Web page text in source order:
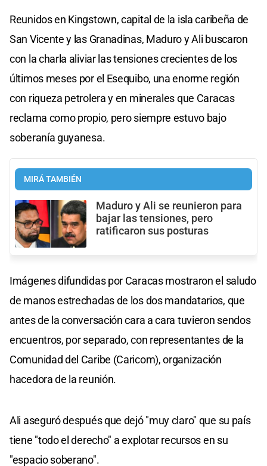
Reunidos en Kingstown, capital de la isla caribeña de
San Vicente y las Granadinas, Maduro y Ali buscaron
con la charla aliviar las tensiones crecientes de los
últimos meses por el Esequibo, una enorme región
con riqueza petrolera y en minerales que Caracas
reclama como propio, pero siempre estuvo bajo
soberanía guyanesa.
MIRÁ TAMBIÉN
Maduro y Ali se reunieron para
bajar las tensiones, pero
ratificaron sus posturas
Imágenes difundidas por Caracas mostraron el saludo
de manos estrechadas de los dos mandatarios, que
antes de la conversación cara a cara tuvieron sendos
encuentros, por separado, con representantes de la
Comunidad del Caribe (Caricom), organización
hacedora de la reunión.
Ali aseguró después que dejó "muy claro" que su país
tiene "todo el derecho" a explotar recursos en su
"espacio soberano".